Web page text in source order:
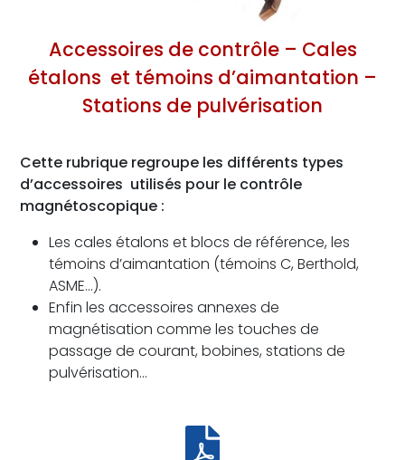
Accessoires de contrôle – Cales
étalons et témoins d’aimantation –
Stations de pulvérisation
Cette rubrique regroupe les différents types
d’accessoires utilisés pour le contrôle
magnétoscopique :
Les cales étalons et blocs de référence, les
témoins d’aimantation (témoins C, Berthold,
ASME…).
Enfin les accessoires annexes de
magnétisation comme les touches de
passage de courant, bobines, stations de
pulvérisation…